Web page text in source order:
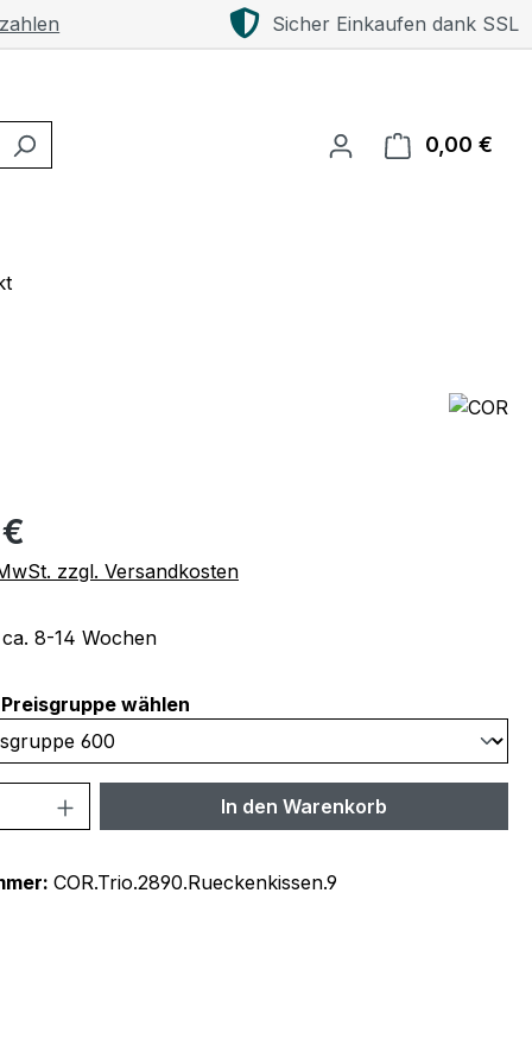
Sicher Einkaufen dank SSL
0,00 €
zzgl. Versandkosten
8-14 Wochen
Preisgruppe wählen
Gib den gewünschten Wert
In den Warenkorb
COR.Trio.2890.Rueckenkissen.9